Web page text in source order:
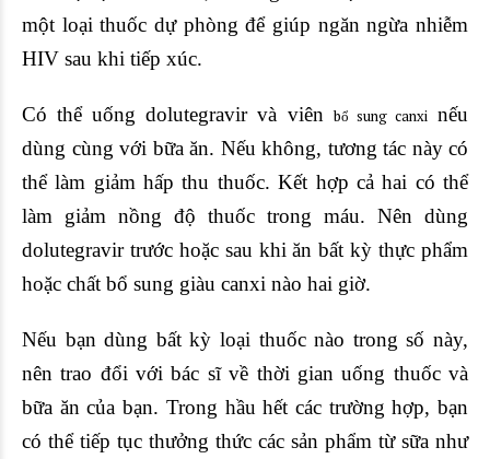
một loại thuốc dự phòng để giúp ngăn ngừa nhiễm
HIV sau khi tiếp xúc.
Có thể uống dolutegravir và viên bổ sung canxi nếu
dùng cùng với bữa ăn. Nếu không, tương tác này có
thể làm giảm hấp thu thuốc. Kết hợp cả hai có thể
làm giảm nồng độ thuốc trong máu. Nên dùng
dolutegravir trước hoặc sau khi ăn bất kỳ thực phẩm
hoặc chất bổ sung giàu canxi nào hai giờ.
Nếu bạn dùng bất kỳ loại thuốc nào trong số này,
nên trao đổi với bác sĩ về thời gian uống thuốc và
bữa ăn của bạn. Trong hầu hết các trường hợp, bạn
có thể tiếp tục thưởng thức các sản phẩm từ sữa như